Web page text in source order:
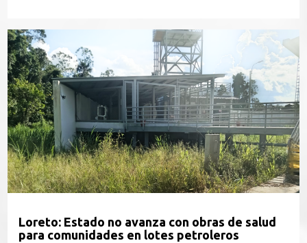
Loreto: Estado no avanza con obras de salud
para comunidades en lotes petroleros